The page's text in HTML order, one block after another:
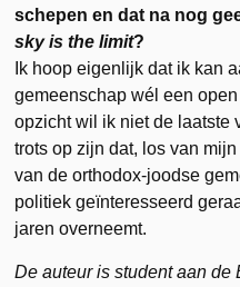
schepen en dat na nog
sky is the limit?
Ik hoop eigenlijk dat ik kan
gemeenschap wél een
opzicht wil ik niet de laatste
trots op zijn dat, los van
van de orthodox-joodse
politiek geïnteresseerd
jaren overneemt.
De auteur is student aan